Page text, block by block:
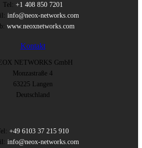
Tel: +1 408 850 7201
info@neox-networks.com
www.neoxnetworks.com
Kontakt
NETWORKS GmbH
Monzastraße 4
63225 Langen
Deutschland
+49 6103 37 215 910
info@neox-networks.com